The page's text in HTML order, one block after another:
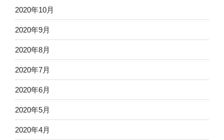
2020年10月
2020年9月
2020年8月
2020年7月
2020年6月
2020年5月
2020年4月